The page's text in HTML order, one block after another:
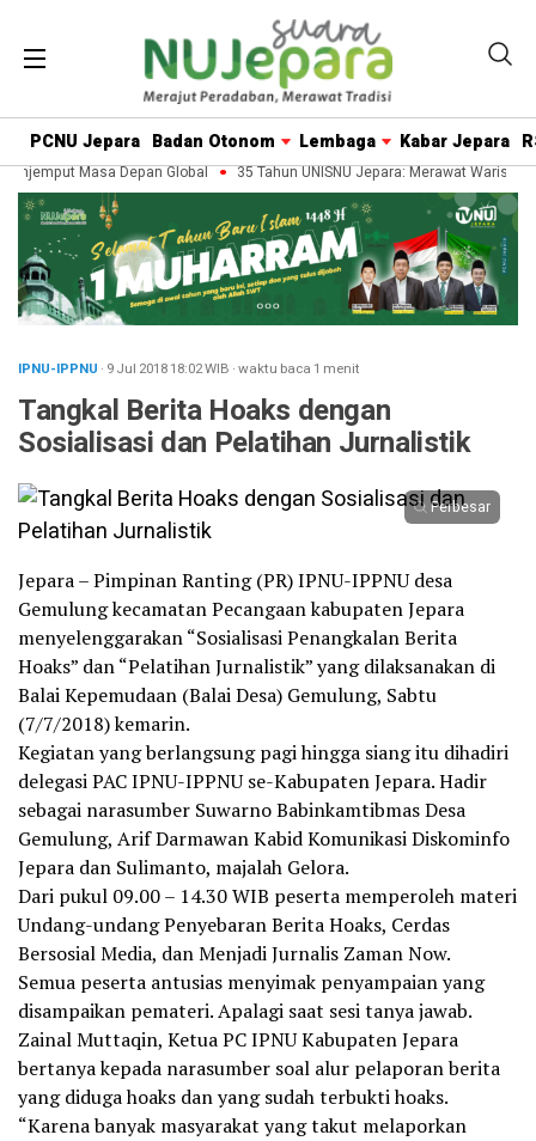
PCNU Jepara Badan Otonom Lembaga Kabar Jepara
Masa Depan Global 35 Tahun UNISNU Jepara: Merawat Warisan
IPNU-IPPNU · 9 Jul 201818:02WIB ·waktu baca 1 menit
Tangkal Berita Hoaks dengan
Sosialisasi dan Pelatihan Jurnalistik
Perbesar
Jepara – Pimpinan Ranting (PR) IPNU-IPPNU desa
Gemulung kecamatan Pecangaan kabupaten Jepara
menyelenggarakan “Sosialisasi Penangkalan Berita
Hoaks” dan “Pelatihan Jurnalistik” yang dilaksanakan di
Balai Kepemudaan (Balai Desa) Gemulung, Sabtu
(7/7/2018) kemarin.
Kegiatan yang berlangsung pagi hingga siang itu dihadiri
delegasi PAC IPNU-IPPNU se-Kabupaten Jepara. Hadir
sebagai narasumber Suwarno Babinkamtibmas Desa
Gemulung, Arif Darmawan Kabid Komunikasi Diskominfo
Jepara dan Sulimanto, majalah Gelora.
Dari pukul 09.00 – 14.30 WIB peserta memperoleh materi
Undang-undang Penyebaran Berita Hoaks, Cerdas
Bersosial Media, dan Menjadi Jurnalis Zaman Now.
Semua peserta antusias menyimak penyampaian yang
disampaikan pemateri. Apalagi saat sesi tanya jawab.
Zainal Muttaqin, Ketua PC IPNU Kabupaten Jepara
bertanya kepada narasumber soal alur pelaporan berita
yang diduga hoaks dan yang sudah terbukti hoaks.
“Karena banyak masyarakat yang takut melaporkan